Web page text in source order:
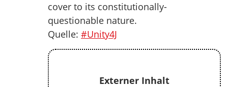
cover to its constitutionally-
questionable nature.
Quelle: #Unity4J
Externer Inhalt